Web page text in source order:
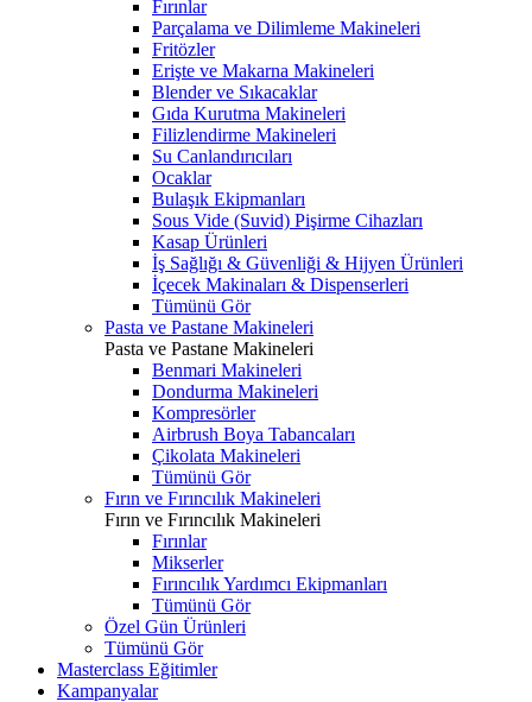
Fırınlar
Parçalama ve Dilimleme Makineleri
Fritözler
Erişte ve Makarna Makineleri
Blender ve Sıkacaklar
Gıda Kurutma Makineleri
Filizlendirme Makineleri
Su Canlandırıcıları
Ocaklar
Bulaşık Ekipmanları
Sous Vide (Suvid) Pişirme Cihazları
Kasap Ürünleri
İş Sağlığı & Güvenliği & Hijyen Ürünleri
İçecek Makinaları & Dispenserleri
Tümünü Gör
Pasta ve Pastane Makineleri
Pasta ve Pastane Makineleri
Benmari Makineleri
Dondurma Makineleri
Kompresörler
Airbrush Boya Tabancaları
Çikolata Makineleri
Tümünü Gör
Fırın ve Fırıncılık Makineleri
Fırın ve Fırıncılık Makineleri
Fırınlar
Mikserler
Fırıncılık Yardımcı Ekipmanları
Tümünü Gör
Özel Gün Ürünleri
Tümünü Gör
Masterclass Eğitimler
Kampanyalar